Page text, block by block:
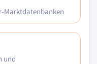
Marktdatenbanken
und